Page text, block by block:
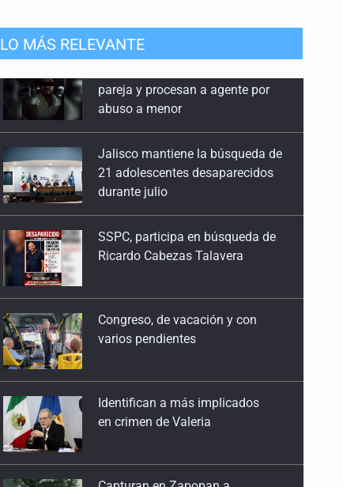
LO MÁS RELEVANTE
Jalisco mantiene la búsqueda de
21 adolescentes desaparecidos
durante julio
SSPC, participa en búsqueda de
Ricardo Cabezas Talavera
Congreso, de vacación y con
Identifican a más implicados
Capturan en Zapopan a
vacacionales